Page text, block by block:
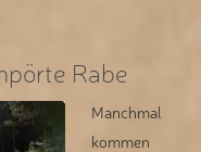
Rabe
Manchmal
kommen